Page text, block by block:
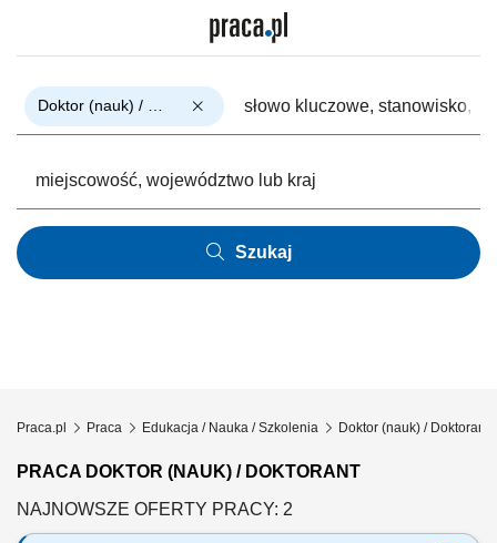
Szukaj
Praca.pl Praca Edukacja / Nauka / Szkolenia Doktor (nauk) / Doktorant
PRACA DOKTOR (NAUK) / DOKTORANT
NAJNOWSZE OFERTY PRACY: 2